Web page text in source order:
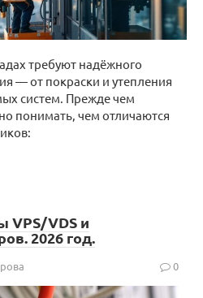
требуют надёжного
— от покраски и утепления
систем. Прежде чем
понимать, чем отличаются
VPS/VDS и
2026 год.
0